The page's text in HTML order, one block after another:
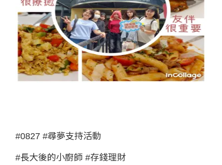
#0827 #尋夢支持活動
#長大後的小廚師 #存錢理財